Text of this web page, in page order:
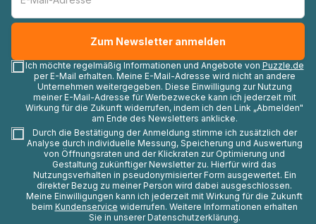
Ich möchte regelmäßig Informationen und Angebote von Puzzle.de
per E-Mail erhalten. Meine E-Mail-Adresse wird nicht an andere
Unternehmen weitergegeben. Diese Einwilligung zur Nutzung
meiner E-Mail-Adresse für Werbezwecke kann ich jederzeit mit
Wirkung für die Zukunft widerrufen, indem ich den Link „Abmelden"
am Ende des Newsletters anklicke.
Durch die Bestätigung der Anmeldung stimme ich zusätzlich der
Analyse durch individuelle Messung, Speicherung und Auswertung
von Öffnungsraten und der Klickraten zur Optimierung und
Gestaltung zukünftiger Newsletter zu. Hierfür wird das
Nutzungsverhalten in pseudonymisierter Form ausgewertet. Ein
direkter Bezug zu meiner Person wird dabei ausgeschlossen.
Meine Einwilligungen kann ich jederzeit mit Wirkung für die Zukunft
beim Kundenservice widerrufen. Weitere Informationen erhalten
Sie in unserer Datenschutzerklärung.